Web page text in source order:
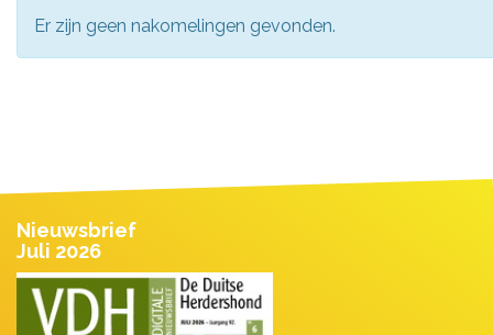
Er zijn geen nakomelingen gevonden.
Nieuwsbrief
Juli 2026